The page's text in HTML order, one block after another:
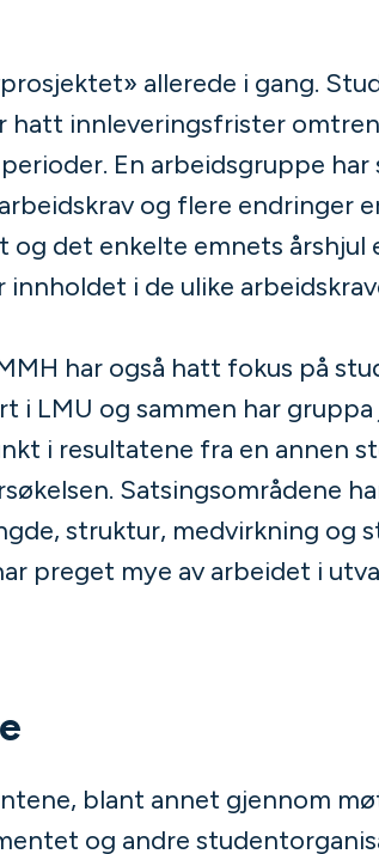
allerede i gang.
hatt innleveringsfrister
En arbeidsgruppe har
og flere endringer
og det enkelte emnets årshjul
i de ulike
har også hatt fokus på
i LMU og sammen har
i resultatene fra en annen
Satsingsområdene
struktur, medvirkning og
preget mye av arbeidet i
blant annet gjennom
og andre